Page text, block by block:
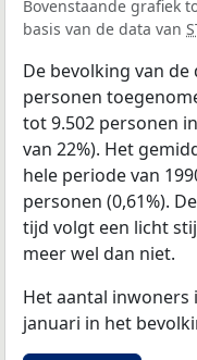
Bovenstaande grafiek
basis van de data van
De bevolking van
personen
tot 9.502 personen
van 22%). Het
hele periode van
personen (0,61%).
tijd volgt een licht
meer wel dan niet.
Het aantal inwoners
januari in het